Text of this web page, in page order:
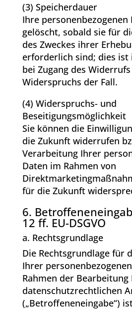
(3) Speicherdauer
Ihre personenbezogenen
gelöscht, sobald sie für
des Zweckes ihrer
erforderlich sind; dies ist
bei Zugang des
Widerspruchs der Fall.
(4) Widerspruchs- und
Beseitigungsmöglichkeit
Sie können die
die Zukunft widerrufen
Verarbeitung Ihrer
Daten im Rahmen von
für die Zukunft
6.
12 ff. EU-DSGVO
a. Rechtsgrundlage
Die Rechtsgrundlage für
Ihrer
Rahmen der Bearbeitung
datenschutzrechtlichen
(„Betroffeneneingabe“)